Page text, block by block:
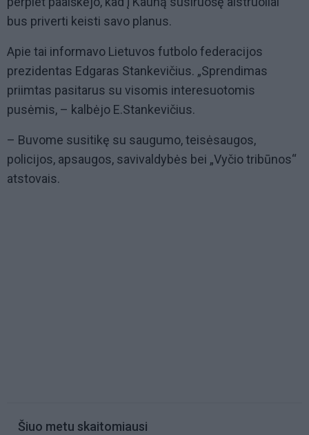
bus priverti keisti savo planus.
Apie tai informavo Lietuvos futbolo federacijos
prezidentas Edgaras Stankevičius. „Sprendimas
priimtas pasitarus su visomis interesuotomis
pusėmis, – kalbėjo E.Stankevičius.
– Buvome susitikę su saugumo, teisėsaugos,
policijos, apsaugos, savivaldybės bei „Vyčio tribūnos“
atstovais.
Šiuo metu skaitomiausi